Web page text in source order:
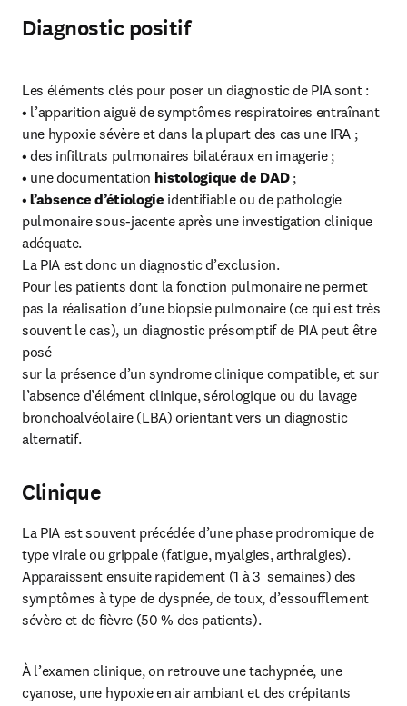
Diagnostic positif
Les éléments clés pour poser un diagnostic de PIA sont :
• l’apparition aiguë de symptômes respiratoires entraînant
une hypoxie sévère et dans la plupart des cas une IRA ;
• des infiltrats pulmonaires bilatéraux en imagerie ;
• une documentation histologique de DAD ;
• l’absence d’étiologie identifiable ou de pathologie
pulmonaire sous-jacente après une investigation clinique
adéquate.
La PIA est donc un diagnostic d’exclusion.
Pour les patients dont la fonction pulmonaire ne permet
pas la réalisation d’une biopsie pulmonaire (ce qui est très
souvent le cas), un diagnostic présomptif de PIA peut être
posé
sur la présence d’un syndrome clinique compatible, et sur
l’absence d’élément clinique, sérologique ou du lavage
bronchoalvéolaire (LBA) orientant vers un diagnostic
alternatif.
Clinique
La PIA est souvent précédée d’une phase prodromique de
type virale ou grippale (fatigue, myalgies, arthralgies).
Apparaissent ensuite rapidement (1 à 3  semaines) des
symptômes à type de dyspnée, de toux, d’essoufflement
sévère et de fièvre (50 % des patients).
À l’examen clinique, on retrouve une tachypnée, une
cyanose, une hypoxie en air ambiant et des crépitants